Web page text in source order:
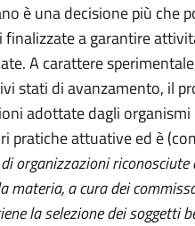
è una decisione più che
a garantire
A carattere
stati di avanzamento, il
adottate dagli
pratiche attuative ed è
organizzazioni riconosciute
materia, a cura dei
la selezione dei soggetti